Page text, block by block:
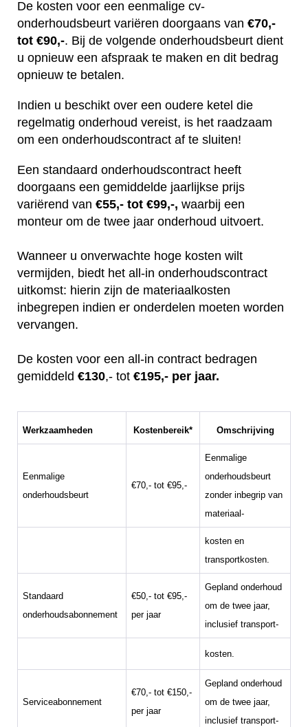
De kosten voor een eenmalige cv-
onderhoudsbeurt variëren doorgaans van €70,-
tot €90,-. Bij de volgende onderhoudsbeurt dient
u opnieuw een afspraak te maken en dit bedrag
opnieuw te betalen.
Indien u beschikt over een oudere ketel die
regelmatig onderhoud vereist, is het raadzaam
om een onderhoudscontract af te sluiten!
Een standaard onderhoudscontract heeft
doorgaans een gemiddelde jaarlijkse prijs
variërend van €55,- tot €99,-, waarbij een
monteur om de twee jaar onderhoud uitvoert.
Wanneer u onverwachte hoge kosten wilt
vermijden, biedt het all-in onderhoudscontract
uitkomst: hierin zijn de materiaalkosten
inbegrepen indien er onderdelen moeten worden
vervangen.
De kosten voor een all-in contract bedragen
gemiddeld €130,- tot €195,- per jaar.
Werkzaamheden Kostenbereik* Omschrijving
Eenmalige
onderhoudsbeurt
€70,- tot €95,-
Eenmalige
onderhoudsbeurt
zonder inbegrip van
materiaal-
kosten en
transportkosten.
Standaard
onderhoudsabonnement
€50,- tot €95,-
per jaar
Gepland onderhoud
om de twee jaar,
inclusief transport-
kosten.
Serviceabonnement
€70,- tot €150,-
per jaar
Gepland onderhoud
om de twee jaar,
inclusief transport-